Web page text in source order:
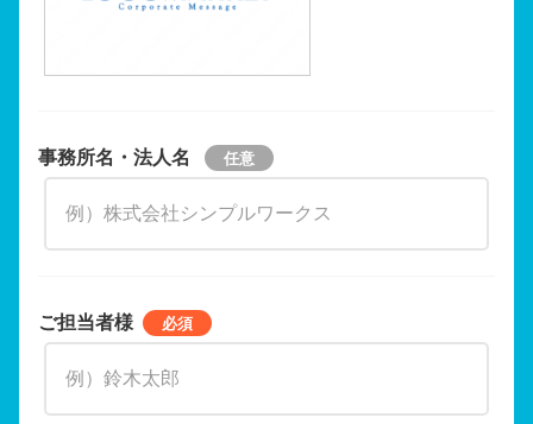
事務所名・法人名
ご担当者様